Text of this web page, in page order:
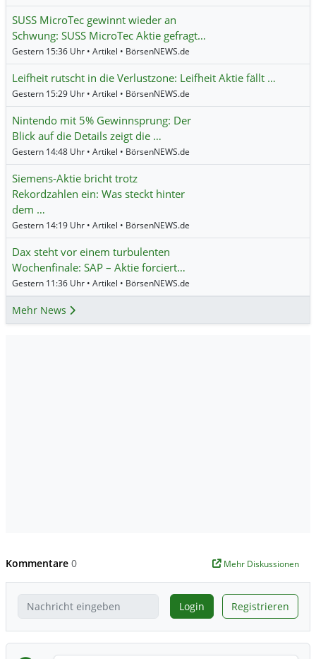
SUSS MicroTec gewinnt wieder an
Schwung: SUSS MicroTec Aktie gefragt…
Gestern 15:36 Uhr • Artikel • BörsenNEWS.de
Leifheit rutscht in die Verlustzone: Leifheit Aktie fällt …
Gestern 15:29 Uhr • Artikel • BörsenNEWS.de
Nintendo mit 5% Gewinnsprung: Der
Blick auf die Details zeigt die …
Gestern 14:48 Uhr • Artikel • BörsenNEWS.de
Siemens-Aktie bricht trotz
Rekordzahlen ein: Was steckt hinter
dem …
Gestern 14:19 Uhr • Artikel • BörsenNEWS.de
Dax steht vor einem turbulenten
Wochenfinale: SAP – Aktie forciert…
Gestern 11:36 Uhr • Artikel • BörsenNEWS.de
Mehr News
Kommentare 0 Mehr Diskussionen
Login Registrieren